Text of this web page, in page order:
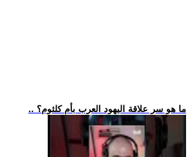
.. ما هو سر علاقة اليهود العرب بأم كلثوم؟